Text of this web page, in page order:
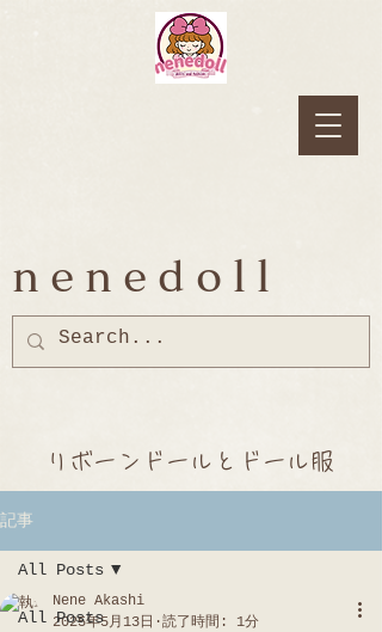
nenedoll
リボーンドールとドール服
記事
All Posts
All Posts
Nene Akashi
2025年5月13日
読了時間: 1分